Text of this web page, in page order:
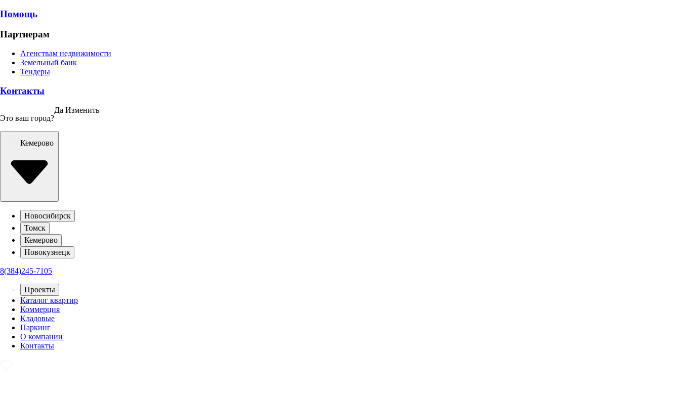
Помощь
Партнерам
Агенствам недвижимости
Земельный банк
Тендеры
Контакты
Это ваш город?
Да Изменить
Кемерово
Новосибирск
Томск
Кемерово
Новокузнецк
8(384)245-7105
Проекты
Каталог квартир
Коммерция
Кладовые
Паркинг
О компании
Контакты